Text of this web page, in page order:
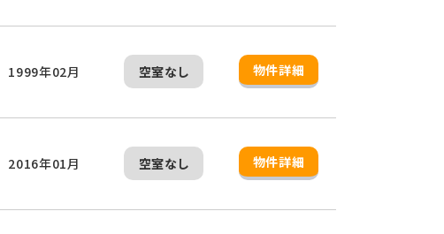
1999年02月 空室なし 物件詳細
2016年01月 空室なし 物件詳細